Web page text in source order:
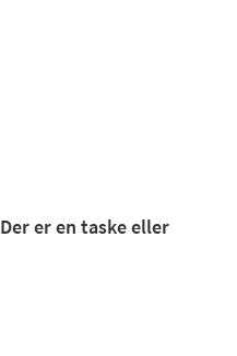
Der er en taske eller